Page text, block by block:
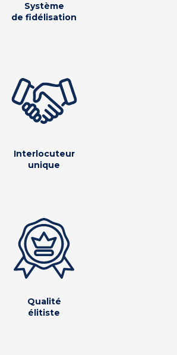
Système
de fidélisation
Interlocuteur
unique
Qualité
élitiste